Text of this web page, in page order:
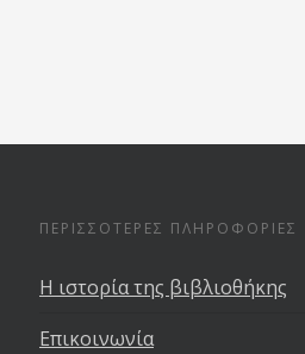
ΠΕΡΙΣΣΟΤΕΡΕΣ ΠΛΗΡΟΦΟΡΙΕΣ
Η ιστορία της βιβλιοθήκης
Επικοινωνία